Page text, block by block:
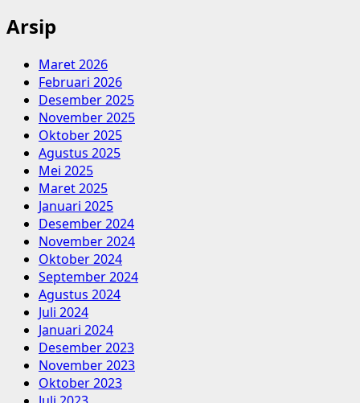
Arsip
Maret 2026
Februari 2026
Desember 2025
November 2025
Oktober 2025
Agustus 2025
Mei 2025
Maret 2025
Januari 2025
Desember 2024
November 2024
Oktober 2024
September 2024
Agustus 2024
Juli 2024
Januari 2024
Desember 2023
November 2023
Oktober 2023